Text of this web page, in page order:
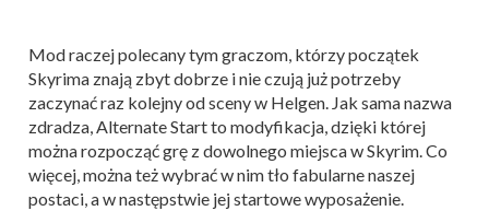
Mod raczej polecany tym graczom, którzy początek
Skyrima znają zbyt dobrze i nie czują już potrzeby
zaczynać raz kolejny od sceny w Helgen. Jak sama nazwa
zdradza, Alternate Start to modyfikacja, dzięki której
można rozpocząć grę z dowolnego miejsca w Skyrim. Co
więcej, można też wybrać w nim tło fabularne naszej
postaci, a w następstwie jej startowe wyposażenie.